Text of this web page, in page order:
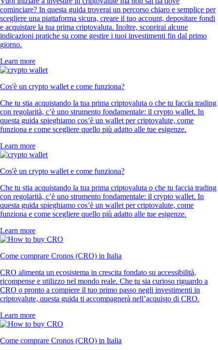
cominciare? In questa guida troverai un percorso chiaro e semplice per
scegliere una piattaforma sicura, creare il tuo account, depositare fondi
e acquistare la tua prima criptovaluta. Inoltre, scoprirai alcune
indicazioni pratiche su come gestire i tuoi investimenti fin dal primo
giorno.
Learn more
Cos'è un crypto wallet e come funziona?
Che tu stia acquistando la tua prima criptovaluta o che tu faccia trading
con regolarità, c’è uno strumento fondamentale: il crypto wallet. In
questa guida spieghiamo cos’è un wallet per criptovalute, come
funziona e come scegliere quello più adatto alle tue esigenze.
Learn more
Cos'è un crypto wallet e come funziona?
Che tu stia acquistando la tua prima criptovaluta o che tu faccia trading
con regolarità, c’è uno strumento fondamentale: il crypto wallet. In
questa guida spieghiamo cos’è un wallet per criptovalute, come
funziona e come scegliere quello più adatto alle tue esigenze.
Learn more
Come comprare Cronos (CRO) in Italia
CRO alimenta un ecosistema in crescita fondato su accessibilità,
ricompense e utilizzo nel mondo reale. Che tu sia curioso riguardo a
CRO o pronto a compiere il tuo primo passo negli investimenti in
criptovalute, questa guida ti accompagnerà nell’acquisto di CRO.
Learn more
Come comprare Cronos (CRO) in Italia